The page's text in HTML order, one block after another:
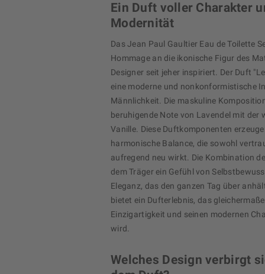
Ein Duft voller Charakter
Modernität
Das Jean Paul Gaultier Eau de Toilette
Hommage an die ikonische Figur des
Designer seit jeher inspiriert. Der Duft
eine moderne und nonkonformistische
Männlichkeit. Die maskuline
beruhigende Note von Lavendel mit der
Vanille. Diese Duftkomponenten
harmonische Balance, die sowohl
aufregend neu wirkt. Die Kombination
dem Träger ein Gefühl von
Eleganz, das den ganzen Tag über
bietet ein Dufterlebnis, das
Einzigartigkeit und seinen modernen
wird.
Welches Design verbirgt